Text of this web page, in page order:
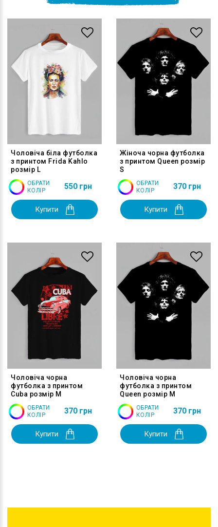
Чоловіча біла футболка
з принтом Frida Kahlo
розмір L
ОБРАТИ
КОЛІР
550 грн
Купити
Жіноча чорна футболка
з принтом Queen розмір
S
ОБРАТИ
КОЛІР
370 грн
Купити
Чоловіча чорна
футболка з принтом
Cuba розмір M
ОБРАТИ
КОЛІР
370 грн
Купити
Чоловіча чорна
футболка з принтом
Queen розмір M
ОБРАТИ
КОЛІР
370 грн
Купити